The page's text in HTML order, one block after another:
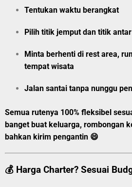
Tentukan waktu berangkat
Pilih titik jemput dan titik antar
Minta berhenti di rest area,
tempat wisata
Jalan santai tanpa nunggu
Semua rutenya 100% fleksibel
banget buat keluarga, rombongan
bahkan kirim pengantin 😄
💰 Harga Charter? Sesuai